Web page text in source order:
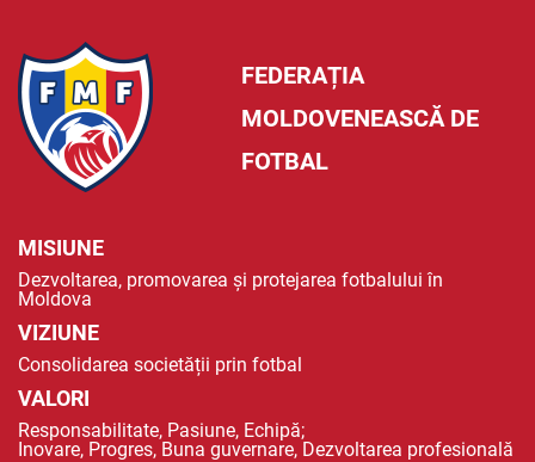
FEDERAȚIA
MOLDOVENEASCĂ DE
FOTBAL
MISIUNE
Dezvoltarea, promovarea și protejarea fotbalului în
Moldova
VIZIUNE
Consolidarea societății prin fotbal
VALORI
Responsabilitate, Pasiune, Echipă;
Inovare, Progres, Buna guvernare, Dezvoltarea profesională